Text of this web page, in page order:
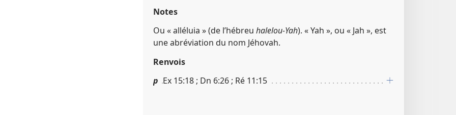
Notes
Ou « alléluia » (de l’hébreu halelou-Yah). « Yah », ou « Jah », est
une abréviation du nom Jéhovah.
Renvois
p Ex 15​:​18 ; Dn 6​:​26 ; Ré 11​:​15